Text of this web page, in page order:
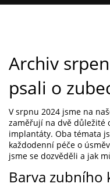
Archiv
psali o
V srpnu 2024 jsme na
zaměřují na dvě důležité
implantáty. Oba témata
každodenní péče o
jsme se dozvěděli a jak
Barva zubního